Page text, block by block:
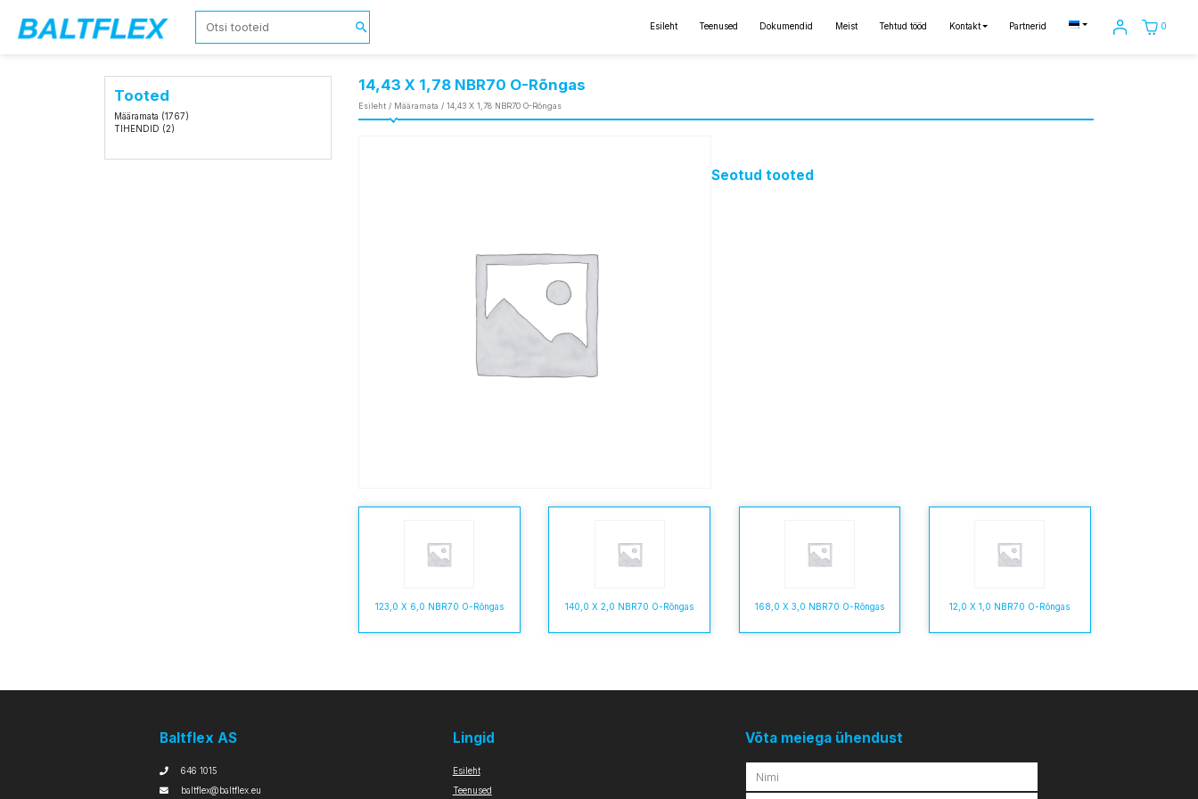
Esileht Teenused Dokumendid Meist Tehtud tööd Kontakt Partnerid 0
Tooted
Määramata (1767)
TIHENDID (2)
14,43 X 1,78 NBR70 O-Rõngas
Esileht / Määramata / 14,43 X 1,78 NBR70 O-Rõngas
Seotud tooted
123,0 X 6,0 NBR70 O-Rõngas 140,0 X 2,0 NBR70 O-Rõngas 168,0 X 3,0 NBR70 O-Rõngas 12,0 X 1,0 NBR70 O-Rõngas
Baltflex AS
646 1015
baltflex@baltflex.eu
Lingid
Esileht
Teenused
Võta meiega ühendust